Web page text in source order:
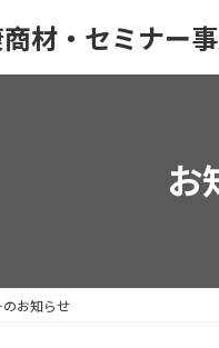
お
のお知らせ